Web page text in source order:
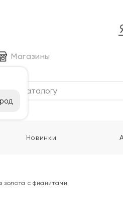
Магазины
Новинки
золота с фианитами